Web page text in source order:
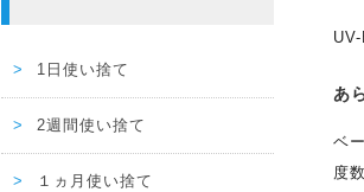
あ
ベ
度
1日使い捨て
2週間使い捨て
１ヵ月使い捨て